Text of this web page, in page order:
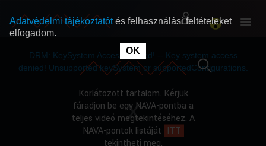
RÓLUNK
RÓLUNK
DRM: KeySystem Access Denied! -- Key system access
denied! Unsupported keySystem or supportedConfigurations.
Korlátozott tartalom. Kérjük
fáradjon be egy NAVA-pontba a
teljes videó megtekintéséhez. A
NAVA-pontok listáját ITT
tekintheti meg.
Adatvédelmi tájékoztatótés felhasználási feltételeket
elfogadom.
OK